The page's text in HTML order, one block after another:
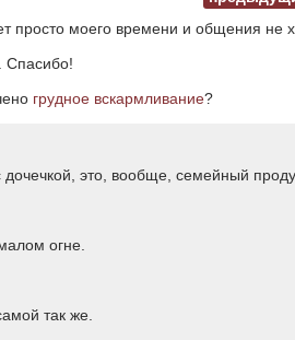
просто моего времени и общения не
Спасибо!
грудное вскармливание?
дочечкой, это, вообще, семейный
огне.
так же.